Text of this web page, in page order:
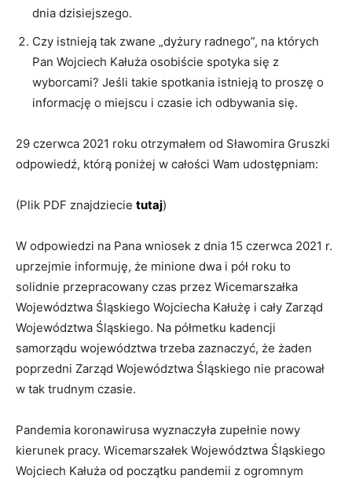
dnia dzisiejszego.
Czy istnieją tak zwane „dyżury radnego”, na których
Pan Wojciech Kałuża osobiście spotyka się z
wyborcami? Jeśli takie spotkania istnieją to proszę o
informację o miejscu i czasie ich odbywania się.
29 czerwca 2021 roku otrzymałem od Sławomira Gruszki
odpowiedź, którą poniżej w całości Wam udostępniam:
(Plik PDF znajdziecie tutaj)
W odpowiedzi na Pana wniosek z dnia 15 czerwca 2021 r.
uprzejmie informuję, że minione dwa i pół roku to
solidnie przepracowany czas przez Wicemarszałka
Województwa Śląskiego Wojciecha Kałużę i cały Zarząd
Województwa Śląskiego. Na półmetku kadencji
samorządu województwa trzeba zaznaczyć, że żaden
poprzedni Zarząd Województwa Śląskiego nie pracował
w tak trudnym czasie.
Pandemia koronawirusa wyznaczyła zupełnie nowy
kierunek pracy. Wicemarszałek Województwa Śląskiego
Wojciech Kałuża od początku pandemii z ogromnym